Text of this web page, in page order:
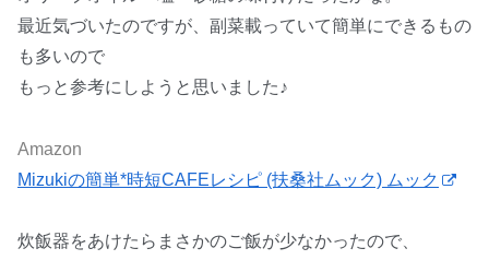
最近気づいたのですが、副菜載っていて簡単にできるもの
も多いので
もっと参考にしようと思いました♪
Amazon
Mizukiの簡単*時短CAFEレシピ (扶桑社ムック) ムック
炊飯器をあけたらまさかのご飯が少なかったので、